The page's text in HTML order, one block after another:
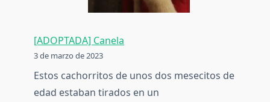
[ADOPTADA] Canela
3 de marzo de 2023
Estos cachorritos de unos dos mesecitos de
edad estaban tirados en un